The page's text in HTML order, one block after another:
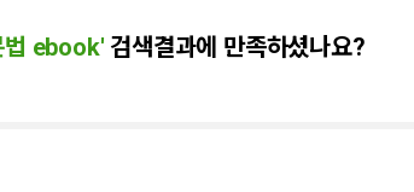
법 ebook' 검색결과에 만족하셨나요?